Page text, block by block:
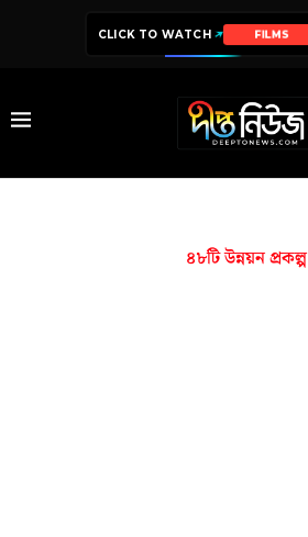
CLICK TO WATCH FILMS
৪৮টি উন্নয়ন প্রকল্প